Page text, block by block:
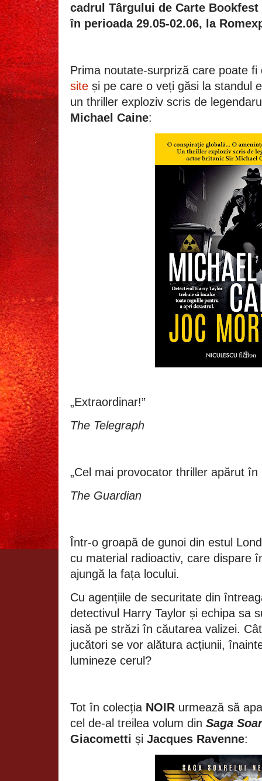
cadrul Târgului de Carte Bookfest
în perioada 29.05-02.06, la
Prima noutate-surpriză care poate
site și pe care o veți găsi la standul
un thriller exploziv scris de
Michael Caine:
„Extraordinar!”
The Telegraph
„Cel mai provocator thriller apărut în
The Guardian
Într-o groapă de gunoi din estul
cu material radioactiv, care dispare
ajungă la fața locului.
Cu agențiile de securitate din
detectivul Harry Taylor și echipa sa
iasă pe străzi în căutarea valizei.
jucători se vor alătura acțiunii,
lumineze cerul?
Tot în colecția NOIR urmează să
cel de-al treilea volum din Saga
Giacometti și Jacques Ravenne: